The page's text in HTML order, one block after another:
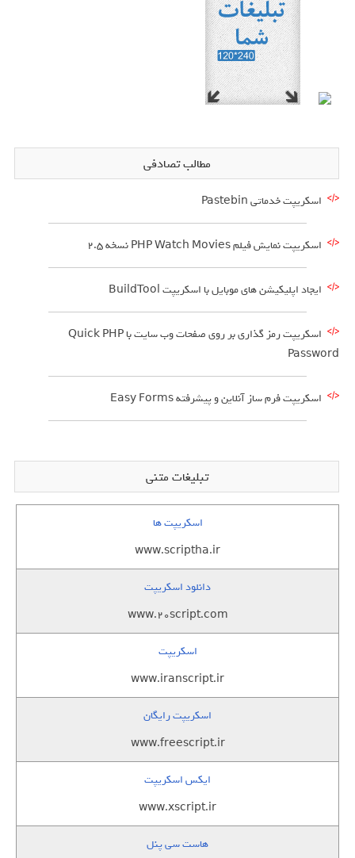
مطالب تصادفی
اسکریپت خدماتی Pastebin
اسکریپت نمایش فیلم PHP Watch Movies نسخه 2.5
ایجاد اپلیکیشن های موبایل با اسکریپت BuildTool
اسکریپت رمز گذاری بر روی صفحات وب سایت با Quick PHP
Password
اسکریپت فرم ساز آنلاین و پیشرفته Easy Forms
تبلیغات متنی
اسکریپت ها
www.scriptha.ir
دانلود اسکریپت
www.20script.com
اسکریپت
www.iranscript.ir
اسکریپت رایگان
www.freescript.ir
ایکس اسکریپت
www.xscript.ir
هاست سی پنل